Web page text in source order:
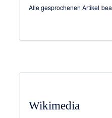
Alle gesprochenen Artikel
Wikimedia